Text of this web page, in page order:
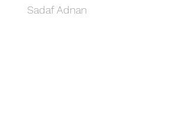
Sadaf Adnan